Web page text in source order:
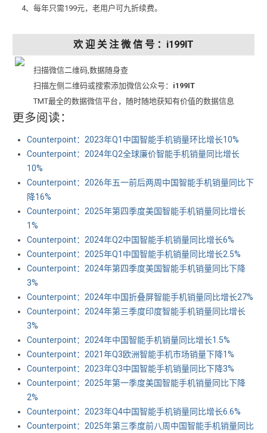
4、每年只需199元，老用户可九折续费。
欢 迎 关 注 微 信 号 ：i199IT
扫描微信二维码,数据随身查
扫描左侧二维码或搜索添加微信公众号： i199IT
TMT最全的数据微信平台，随时随地获知有价值的数据信息
更多阅读：
Counterpoint：2023年Q1中国智能手机销量环比增长10%
Counterpoint：2024年Q2全球廉价智能手机销量同比增长
10%
Counterpoint：2026年五一前后两周中国智能手机销量同比下
降16%
Counterpoint：2025年第四季度美国智能手机销量同比增长
1%
Counterpoint：2024年Q2中国智能手机销量同比增长6%
Counterpoint：2025年Q1中国智能手机销量同比增长2.5%
Counterpoint：2024年第四季度美国智能手机销量同比下降
3%
Counterpoint：2024年中国折叠屏智能手机销量同比增长27%
Counterpoint：2024年第三季度印度智能手机销量同比增长
3%
Counterpoint：2024年中国智能手机销量同比增长1.5%
Counterpoint：2021年Q3欧洲智能手机市场销量下降1%
Counterpoint：2023年Q3中国智能手机销量同比下降3%
Counterpoint：2025年第一季度美国智能手机销量同比下降
2%
Counterpoint：2023年Q4中国智能手机销量同比增长6.6%
Counterpoint：2025年第三季度前八周中国智能手机销量同比